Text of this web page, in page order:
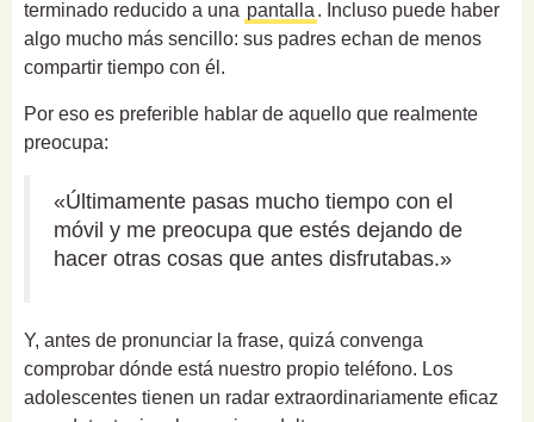
terminado reducido a una pantalla . Incluso puede haber
algo mucho más sencillo: sus padres echan de menos
compartir tiempo con él.
Por eso es preferible hablar de aquello que realmente
preocupa:
«Últimamente pasas mucho tiempo con el
móvil y me preocupa que estés dejando de
hacer otras cosas que antes disfrutabas.»
Y, antes de pronunciar la frase, quizá convenga
comprobar dónde está nuestro propio teléfono. Los
adolescentes tienen un radar extraordinariamente eficaz